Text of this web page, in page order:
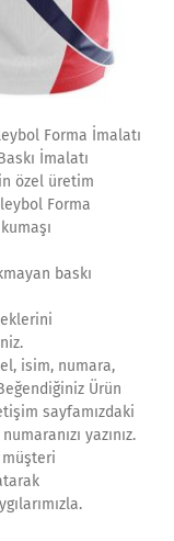
Forma İmalatı
İmalatı
özel üretim
Forma
baskı
isim, numara,
Ürün
sayfamızdaki
yazınız.